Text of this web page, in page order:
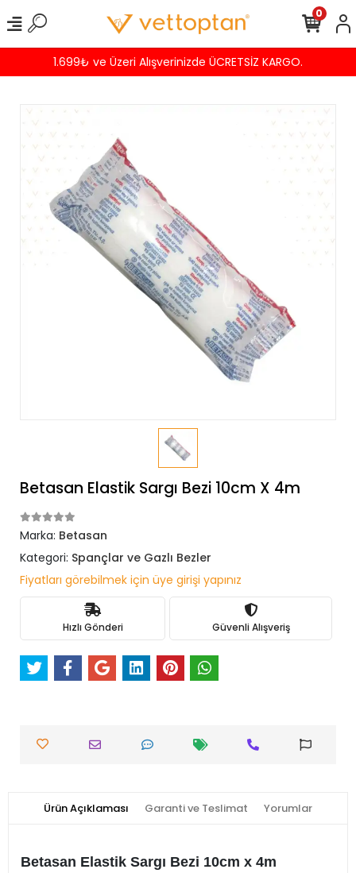
1.699₺ ve Üzeri Alışverinizde ÜCRETSİZ KARGO.
0
Betasan Elastik Sargı Bezi 10cm X 4m
Marka: Betasan
Kategori: Spançlar ve Gazlı Bezler
Fiyatları görebilmek için üye girişi yapınız
Hızlı Gönderi Güvenli Alışveriş
Ürün Açıklaması Garanti ve Teslimat Yorumlar
Betasan Elastik Sargı Bezi 10cm x 4m